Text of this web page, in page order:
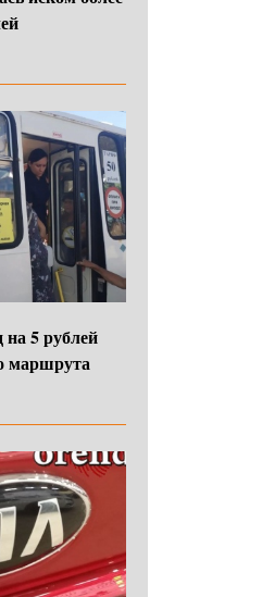
на 5 рублей
маршрута